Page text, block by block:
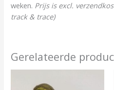
weken. Prijs is excl.
track & trace)
Gerelateerde